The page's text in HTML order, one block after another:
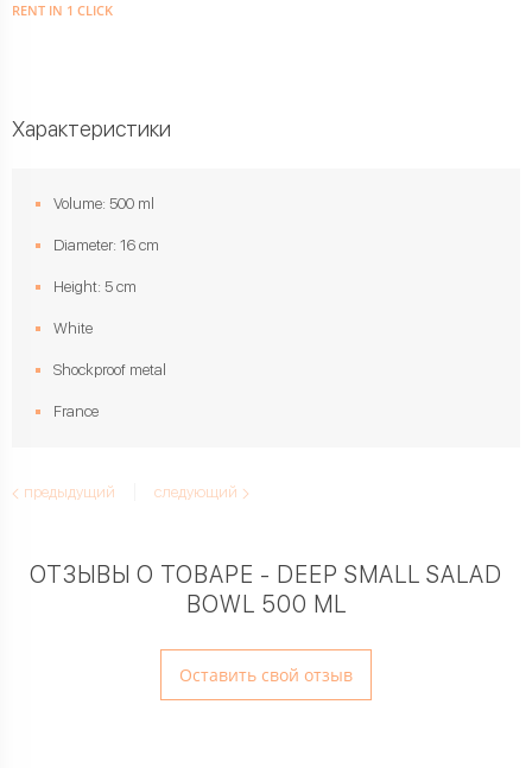
RENT IN 1 CLICK
Характеристики
Volume: 500 ml
Diameter: 16 cm
Height: 5 cm
White
Shockproof metal
France
предыдущий следующий
ОТЗЫВЫ О ТОВАРЕ - DEEP SMALL SALAD
BOWL 500 ML
Оставить свой отзыв